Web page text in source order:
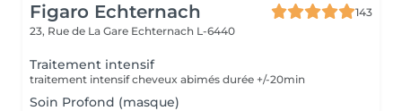
Figaro Echternach
143
23, Rue de La Gare Echternach L-6440
Traitement intensif
traitement intensif cheveux abimés durée +/-20min
Soin Profond (masque)